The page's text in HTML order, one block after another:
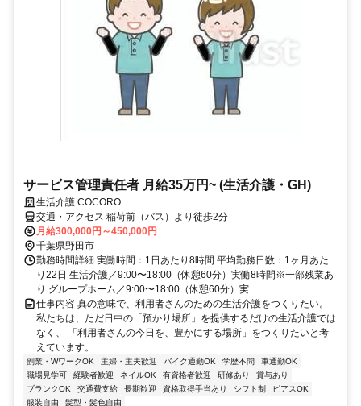
サービス管理責任者 月給35万円~ (生活介護・GH)
生活介護 COCORO
交通・アクセス 稲荷前（バス）より徒歩2分
月給300,000円～450,000円
千葉県野田市
勤務時間詳細 実働時間：1日あたり8時間 平均勤務日数：1ヶ月あた
り22日 生活介護／9:00〜18:00（休憩60分）実働8時間※一部残業あ
り グループホーム／9:00〜18:00（休憩60分）実...
仕事内容 真の意味で、利用者さんのための生活介護をつくりたい。
私たちは、ただ日中の「預かり場所」を提供するだけの生活介護では
なく、 「利用者さんの今日を、豊かにする場所」をつくりたいと考
えています。...
副業・WワークOK 主婦・主夫歓迎 バイク通勤OK 学歴不問
車通勤OK
職場見学可
経験者歓迎 ネイルOK 有資格者歓迎 研修あり
賞与あり
ブランクOK
交通費支給 長期歓迎 資格取得手当あり シフト制
ピアスOK
服装自由
髪型・髪色自由